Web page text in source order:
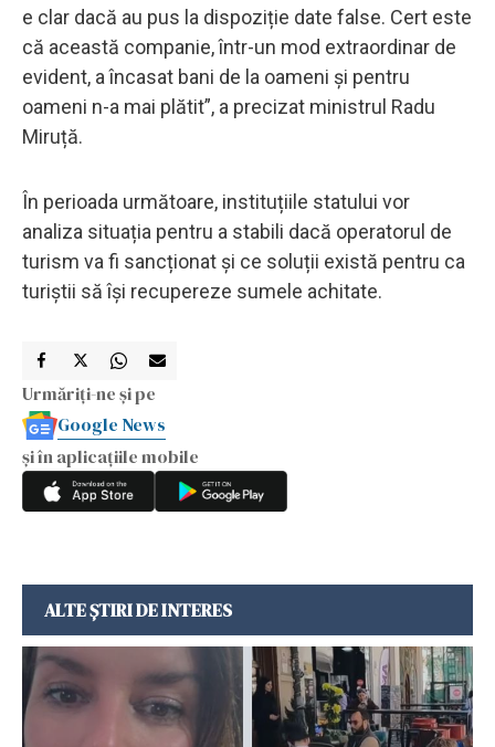
e clar dacă au pus la dispoziție date false. Cert este
că această companie, într-un mod extraordinar de
evident, a încasat bani de la oameni și pentru
oameni n-a mai plătit”, a precizat ministrul Radu
Miruță.
În perioada următoare, instituțiile statului vor
analiza situația pentru a stabili dacă operatorul de
turism va fi sancționat și ce soluții există pentru ca
turiștii să își recupereze sumele achitate.
Urmăriți-ne și pe
Google News
și în aplicațiile mobile
ALTE ȘTIRI DE INTERES